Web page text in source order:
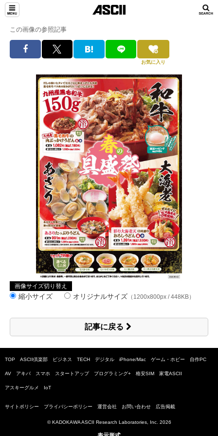
この画像の参照記事
お気に入り
画像サイズ切り替え
縮小サイズ オリジナルサイズ （1200x800px / 448KB）
記事に戻る
TOP ASCII倶楽部 ビジネス TECH デジタル iPhone/Mac ゲーム・ホビー 自作PC
AV アキバ スマホ スタートアップ プログラミング+ 格安SIM 家電ASCII
アスキーグルメ IoT
サイトポリシー プライバシーポリシー 運営会社 お問い合わせ 広告掲載
© KADOKAWA ASCII Research Laboratories, Inc. 2026